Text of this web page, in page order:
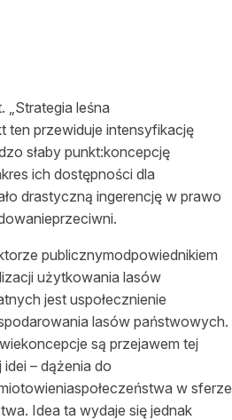
„Strategia leśna
ten przewiduje intensyfikację
słaby punkt:koncepcję
ich dostępności dla
drastyczną ingerencję w prawo
publicznymodpowiednikiem
użytkowania lasów
jestuspołecznienie
lasów państwowych.
są przejawem tej
idei – dążenia do
w sferze
. Idea ta wydaje się jednak